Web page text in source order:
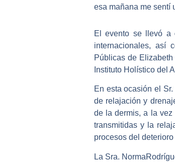
esa mañana me sentí
El evento se llevó a
internacionales, así
Públicas de
Instituto Holístico del
En esta ocasión el
de relajación y
de la dermis, a la
transmitidas y la
procesos del deterioro
La Sra.